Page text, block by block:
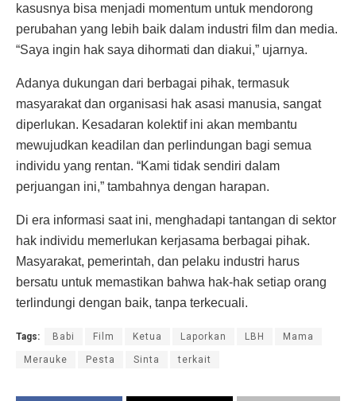
kasusnya bisa menjadi momentum untuk mendorong
perubahan yang lebih baik dalam industri film dan media.
“Saya ingin hak saya dihormati dan diakui,” ujarnya.
Adanya dukungan dari berbagai pihak, termasuk
masyarakat dan organisasi hak asasi manusia, sangat
diperlukan. Kesadaran kolektif ini akan membantu
mewujudkan keadilan dan perlindungan bagi semua
individu yang rentan. “Kami tidak sendiri dalam
perjuangan ini,” tambahnya dengan harapan.
Di era informasi saat ini, menghadapi tantangan di sektor
hak individu memerlukan kerjasama berbagai pihak.
Masyarakat, pemerintah, dan pelaku industri harus
bersatu untuk memastikan bahwa hak-hak setiap orang
terlindungi dengan baik, tanpa terkecuali.
Tags: Babi Film Ketua Laporkan LBH Mama
Merauke Pesta Sinta terkait